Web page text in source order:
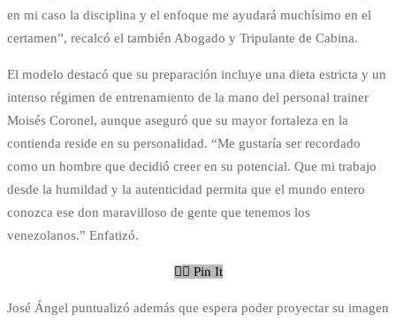
en mi caso la disciplina y el enfoque me ayudará muchísimo en el
certamen”, recalcó el también Abogado y Tripulante de Cabina.
El modelo destacó que su preparación incluye una dieta estricta y un
intenso régimen de entrenamiento de la mano del personal trainer
Moisés Coronel, aunque aseguró que su mayor fortaleza en la
contienda reside en su personalidad. “Me gustaría ser recordado
como un hombre que decidió creer en su potencial. Que mi trabajo
desde la humildad y la autenticidad permita que el mundo entero
conozca ese don maravilloso de gente que tenemos los
venezolanos.” Enfatizó.
Pin It
José Ángel puntualizó además que espera poder proyectar su imagen